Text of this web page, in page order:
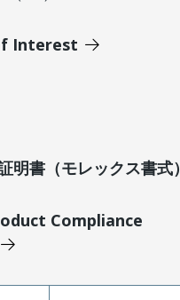
Interest
明書（モレックス書式）
Compliance